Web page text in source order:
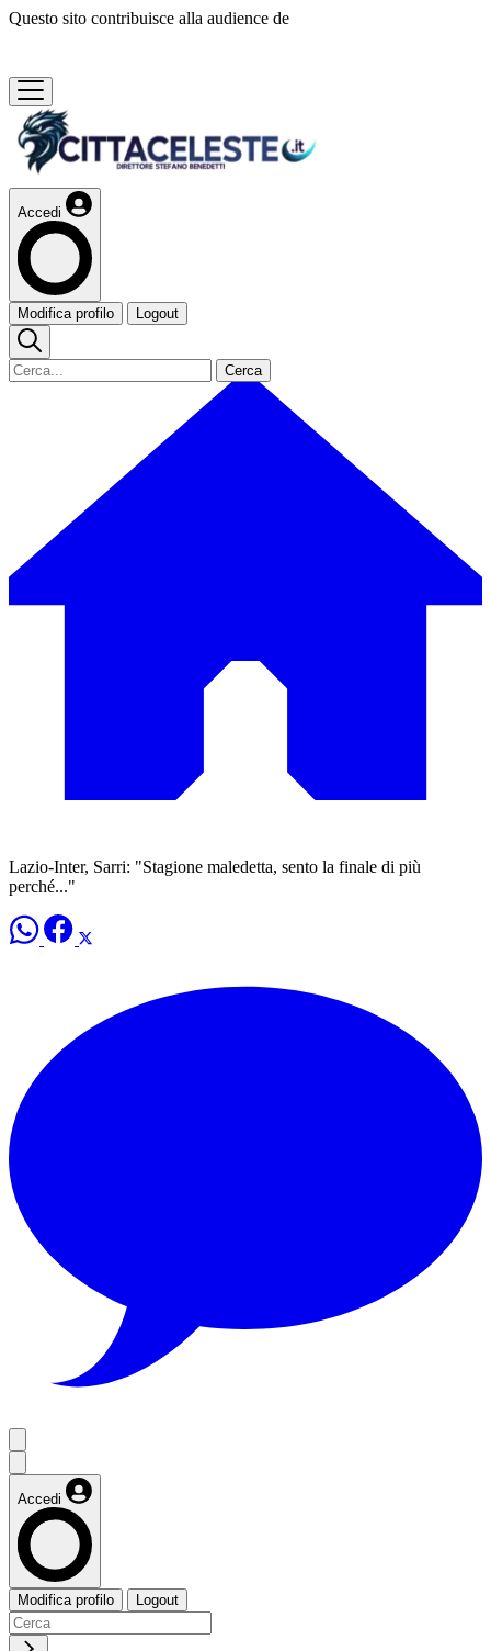
Questo sito contribuisce alla audience de
Accedi
Modifica profilo Logout
Cerca
Lazio-Inter, Sarri: "Stagione maledetta, sento la finale di più
perché..."
Accedi
Modifica profilo Logout